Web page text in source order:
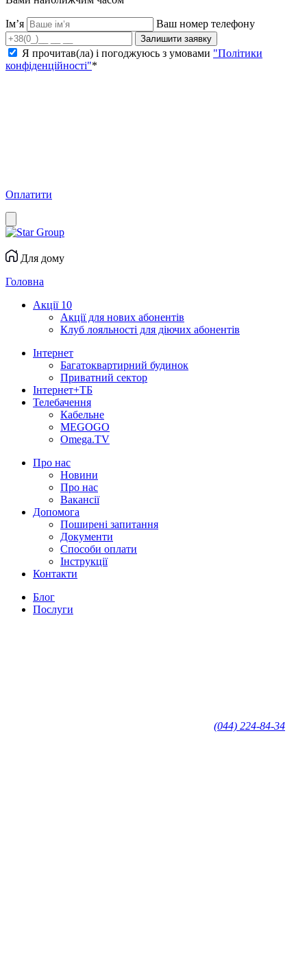
Ім’я Ваш номер телефону
Залишити заявку
Я прочитав(ла) і погоджуюсь з умовами "Політики
конфіденційності"*
Оплатити
Для дому
Головна
Акції 10
Акції для нових абонентів
Клуб лояльності для діючих абонентів
Інтернет
Багатоквартирний будинок
Приватний сектор
Інтернет+ТБ
Телебачення
Кабельне
MEGOGO
Omega.TV
Про нас
Новини
Про нас
Вакансії
Допомога
Поширені запитання
Документи
Способи оплати
Інструкції
Контакти
Блог
Послуги
(044) 224-84-34